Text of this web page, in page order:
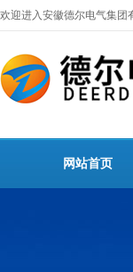
欢迎进入安徽德尔电气集团
网站首页